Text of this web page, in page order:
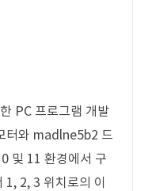
PC 프로그램 개발
터와 madlne5b2 드
및 11 환경에서 구
2, 3 위치로의 이